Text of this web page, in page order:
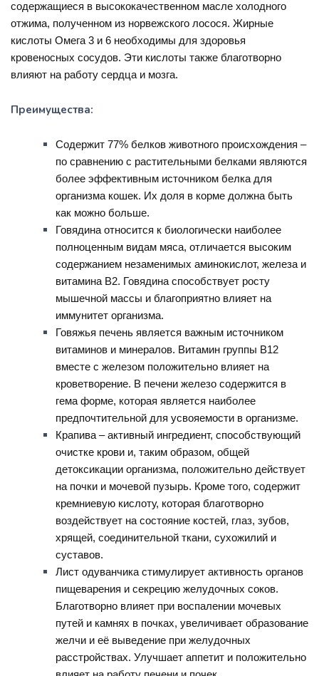
содержащиеся в высококачественном масле холодного
отжима, полученном из норвежского лосося. Жирные
кислоты Омега 3 и 6 необходимы для здоровья
кровеносных сосудов. Эти кислоты также благотворно
влияют на работу сердца и мозга.
Преимущества:
Содержит 77% белков животного происхождения –
по сравнению с растительными белками являются
более эффективным источником белка для
организма кошек. Их доля в корме должна быть
как можно больше.
Говядина относится к биологически наиболее
полноценным видам мяса, отличается высоким
содержанием незаменимых аминокислот, железа и
витамина B2. Говядина способствует росту
мышечной массы и благоприятно влияет на
иммунитет организма.
Говяжья печень является важным источником
витаминов и минералов. Витамин группы B12
вместе с железом положительно влияет на
кроветворение. В печени железо содержится в
гема форме, которая является наиболее
предпочтительной для усвояемости в организме.
Крапива – активный ингредиент, способствующий
очистке крови и, таким образом, общей
детоксикации организма, положительно действует
на почки и мочевой пузырь. Кроме того, содержит
кремниевую кислоту, которая благотворно
воздействует на состояние костей, глаз, зубов,
хрящей, соединительной ткани, сухожилий и
суставов.
Лист одуванчика стимулирует активность органов
пищеварения и секрецию желудочных соков.
Благотворно влияет при воспалении мочевых
путей и камнях в почках, увеличивает образование
желчи и её выведение при желудочных
расстройствах. Улучшает аппетит и положительно